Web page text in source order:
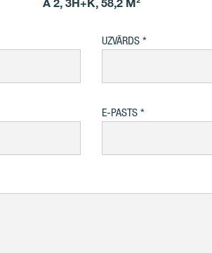
A 2, 3H+K, 58,2 M²
UZVĀRDS
E-PASTS